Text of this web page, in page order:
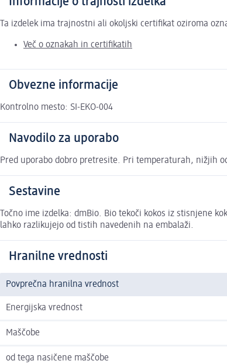
Ta izdelek ima trajnostni ali okoljski certifikat oziroma
Več o oznakah in certifikatih
Obvezne informacije
Kontrolno mesto: SI-EKO-004
Navodilo za uporabo
Pred uporabo dobro pretresite. Pri temperaturah, nižjih
Sestavine
Točno ime izdelka: dmBio. Bio tekoči kokos iz stisnjene
lahko razlikujejo od tistih navedenih na embalaži.
Hranilne vrednosti
Povprečna hranilna vrednost
Energijska vrednost
Maščobe
od tega nasičene maščobe